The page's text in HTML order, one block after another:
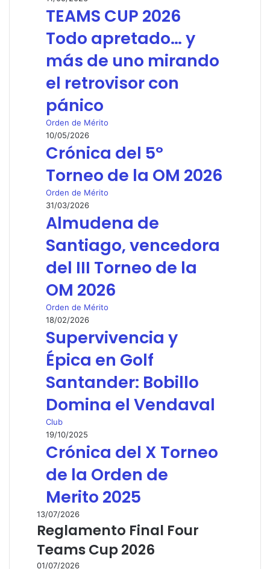
TEAMS CUP 2026
Todo apretado… y
más de uno mirando
el retrovisor con
pánico
Orden de Mérito
10/05/2026
Crónica del 5º
Torneo de la OM 2026
Orden de Mérito
31/03/2026
Almudena de
Santiago, vencedora
del III Torneo de la
OM 2026
Orden de Mérito
18/02/2026
Supervivencia y
Épica en Golf
Santander: Bobillo
Domina el Vendaval
Club
19/10/2025
Crónica del X Torneo
de la Orden de
Merito 2025
13/07/2026
Reglamento Final Four
Teams Cup 2026
01/07/2026